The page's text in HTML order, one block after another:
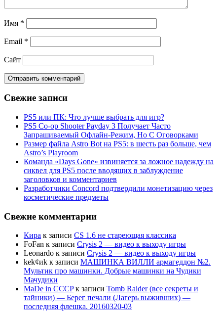
Имя *
Email *
Сайт
Свежие записи
PS5 или ПК: Что лучше выбрать для игр?
PS5 Co-op Shooter Payday 3 Получает Часто
Запрашиваемый Офлайн-Режим, Но С Оговорками
Размер файла Astro Bot на PS5: в шесть раз больше, чем
Astro’s Playroom
Команда «Days Gone» извиняется за ложное надежду на
сиквел для PS5 после вводящих в заблуждение
заголовков и комментариев
Разработчики Concord подтвердили монетизацию через
косметические предметы
Свежие комментарии
Кира к записи CS 1.6 не стареющая классика
FoFan к записи Crysis 2 — видео к выходу игры
Leonardo к записи Crysis 2 — видео к выходу игры
kek¢иk к записи МАШИНКА ВИЛЛИ армагеддон №2.
Мультик про машинки. Добрые машинки на Чудики
Мачудики
MaDe in CCCPк записи Tomb Raider (все секреты и
тайники) — Берег печали (Лагерь выживших) —
последняя флешка. 20160320-03